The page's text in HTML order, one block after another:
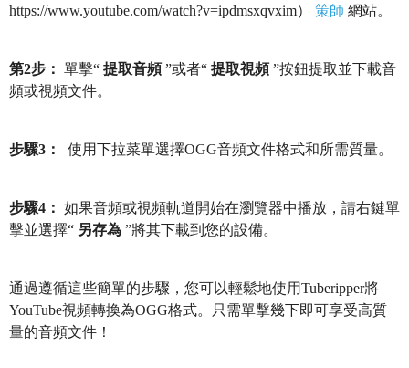
https://www.youtube.com/watch?v=ipdmsxqvxim） 策師 網站。
第2步： 單擊“ 提取音頻”或者“ 提取視頻”按鈕提取並下載音
頻或視頻文件。
步驟3： 使用下拉菜單選擇OGG音頻文件格式和所需質量。
步驟4： 如果音頻或視頻軌道開始在瀏覽器中播放，請右鍵單
擊並選擇“ 另存為 ”將其下載到您的設備。
通過遵循這些簡單的步驟，您可以輕鬆地使用Tuberipper將
YouTube視頻轉換為OGG格式。只需單擊幾下即可享受高質
量的音頻文件！